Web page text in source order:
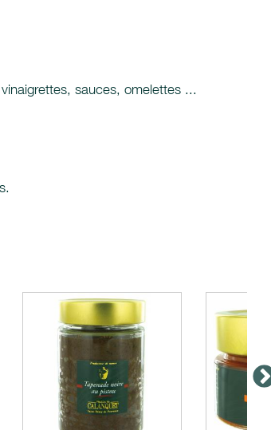
sauces, omelettes ...